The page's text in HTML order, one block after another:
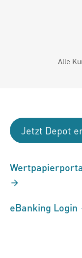
Alle
Jetzt Depot
eBanking Login